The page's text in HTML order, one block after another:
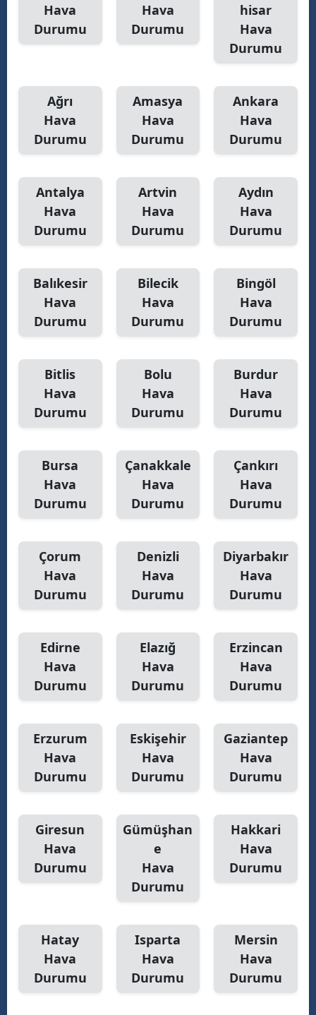
Sakarya
Samsun
Sinop
Sivas
Tekirdağ
Tokat
Tunceli
Şanlıurfa
Yozgat
Aksaray
Kırıkkale
Batman
Şırnak
Bartın
Ardahan
Iğdır
Yalova
Karabük
Kilis
Osmaniye
Hava
Durumu
Hava
Durumu
hisar
Hava
Durumu
Ağrı
Hava
Durumu
Amasya
Hava
Durumu
Ankara
Hava
Durumu
Antalya
Hava
Durumu
Artvin
Hava
Durumu
Aydın
Hava
Durumu
Balıkesir
Hava
Durumu
Bilecik
Hava
Durumu
Bingöl
Hava
Durumu
Bitlis
Hava
Durumu
Bolu
Hava
Durumu
Burdur
Hava
Durumu
Bursa
Hava
Durumu
Çanakkale
Hava
Durumu
Çankırı
Hava
Durumu
Çorum
Hava
Durumu
Denizli
Hava
Durumu
Diyarbakır
Hava
Durumu
Edirne
Hava
Durumu
Elazığ
Hava
Durumu
Erzincan
Hava
Durumu
Erzurum
Hava
Durumu
Eskişehir
Hava
Durumu
Gaziantep
Hava
Durumu
Giresun
Hava
Durumu
Gümüşhan
e
Hava
Durumu
Hakkari
Hava
Durumu
Hatay
Hava
Durumu
Isparta
Hava
Durumu
Mersin
Hava
Durumu